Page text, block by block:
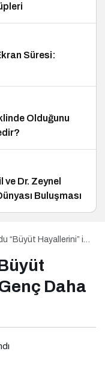
Süresi:
Olduğunu
ve Dr. Zeynel
Buluşması
“Büyüt Hayallerini” ile
Daha